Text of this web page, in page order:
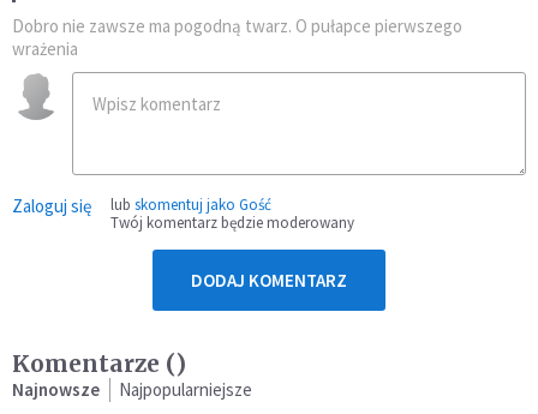
Dobro nie zawsze ma pogodną twarz. O pułapce pierwszego
wrażenia
Zaloguj się lub skomentuj jako Gość
Twój komentarz będzie moderowany
DODAJ KOMENTARZ
Komentarze ()
Najnowsze Najpopularniejsze